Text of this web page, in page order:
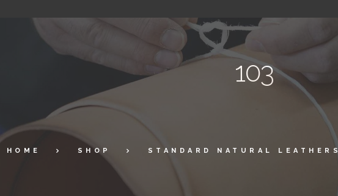
103
HOME SHOP STANDARD NATURAL LEATHERS